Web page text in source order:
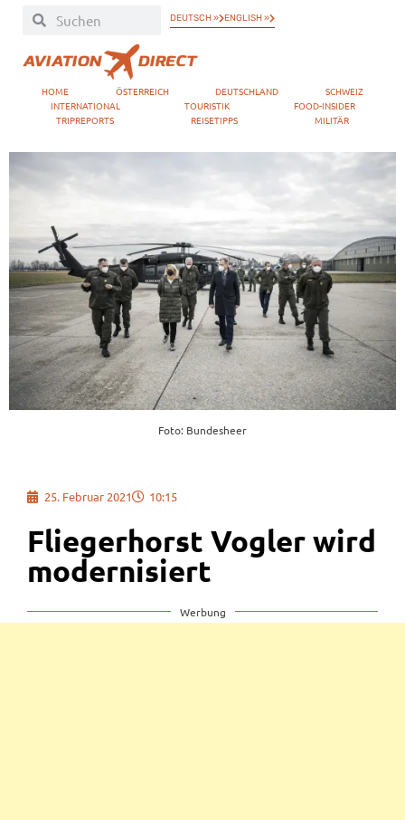
DEUTSCH » ENGLISH »
HOME ÖSTERREICH DEUTSCHLAND
SCHWEIZ
INTERNATIONAL
TOURISTIK
FOOD-INSIDER
TRIPREPORTS
REISETIPPS MILITÄR
Foto: Bundesheer
25. Februar 2021 10:15
Fliegerhorst Vogler wird
modernisiert
Werbung